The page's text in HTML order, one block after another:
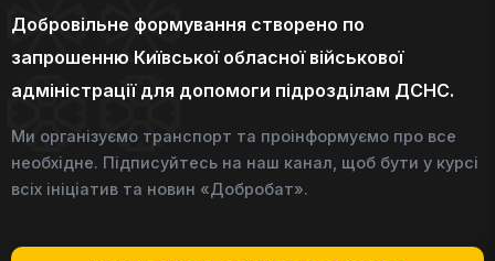
Добровільне формування створено по
запрошенню Київської обласної військової
адміністрації для допомоги підрозділам ДСНС.
Ми організуємо транспорт та проінформуємо про все
необхідне. Підписуйтесь на наш канал, щоб бути у курсі
всіх ініціатив та новин «Добробат».